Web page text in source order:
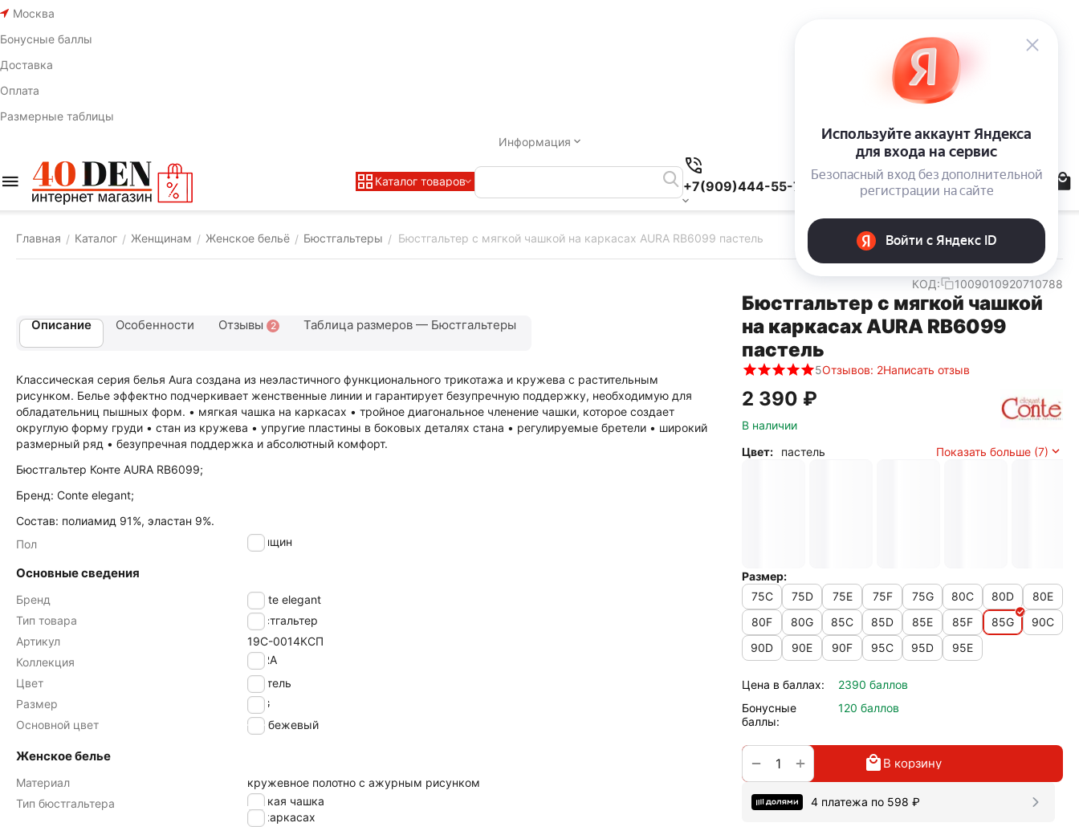
Москва
Бонусные баллы
Доставка
Оплата
Размерные таблицы
Информация
Каталог товаров +7(909)444-55-78
Главная / Каталог / Женщинам / Женское бельё / Бюстгальтеры / Бюстгальтер с мягкой чашкой на каркасах AURA RB6099 пастель
КОД: 1009010920710788
Бюстгальтер с мягкой чашкой
на каркасах AURA RB6099
пастель
5Отзывов: 2Написать отзыв
2 390 ₽
В наличии
Цвет:
пастель Показать больше (7)
Размер:
75C
75D 75E 75F 75G 80C 80D
80E
80F
80G 85C 85D 85E 85F 85G
90C
90D
90E 90F 95C 95D 95E
Цена в баллах:
2390 баллов
Бонусные
баллы:
120 баллов
+
− В корзину
4 платежа по 598 ₽
Описание Особенности Отзывы 2 Таблица размеров — Бюстгальтеры
Классическая серия белья Aura создана из неэластичного функционального трикотажа и кружева с растительным
рисунком. Белье эффектно подчеркивает женственные линии и гарантирует безупречную поддержку, необходимую для
обладательниц пышных форм. • мягкая чашка на каркасах • тройное диагональное членение чашки, которое создает
округлую форму груди • стан из кружева • упругие пластины в боковых деталях стана • регулируемые бретели • широкий
размерный ряд • безупречная поддержка и абсолютный комфорт.
Бюстгальтер Конте AURA RB6099;
Бренд: Conte elegant;
Состав: полиамид 91%, эластан 9%.
Пол
женщин
Основные сведения
Бренд
Conte elegant
Тип товара
Бюстгальтер
Артикул
19С-0014КСП
Коллекция
AURA
Цвет
пастель
Размер
85G
Основной цвет
бежевый
Женское белье
Материал
кружевное полотно с ажурным рисунком
Тип бюстгальтера
мягкая чашка
на каркасах